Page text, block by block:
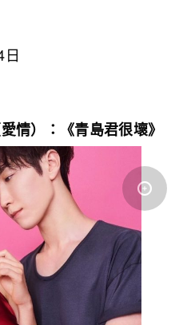
情）：《青島君很壞》